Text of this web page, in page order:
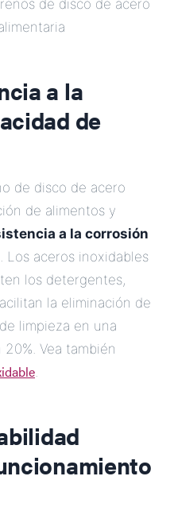
de disco de acero
a la
de
de disco de acero
de alimentos y
a la corrosión
. Los aceros inoxidables
los detergentes,
la eliminación de
limpieza en una
Vea también
.